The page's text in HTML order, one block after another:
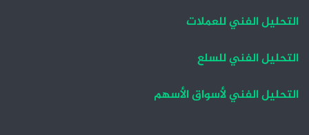
التحليل الفني للعملات
التحليل الفني للسلع
التحليل الفني لأسواق الأسهم